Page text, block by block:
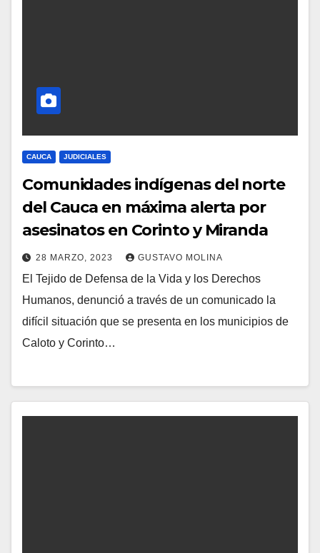
CAUCA JUDICIALES
Comunidades indígenas del norte
del Cauca en máxima alerta por
asesinatos en Corinto y Miranda
28 MARZO, 2023 GUSTAVO MOLINA
El Tejido de Defensa de la Vida y los Derechos
Humanos, denunció a través de un comunicado la
difícil situación que se presenta en los municipios de
Caloto y Corinto…